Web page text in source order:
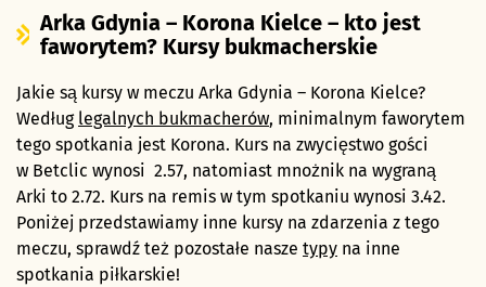
Arka Gdynia – Korona Kielce – kto jest
faworytem? Kursy bukmacherskie
Jakie są kursy w meczu Arka Gdynia – Korona Kielce?
Według legalnych bukmacherów, minimalnym faworytem
tego spotkania jest Korona. Kurs na zwycięstwo gości
w Betclic wynosi 2.57, natomiast mnożnik na wygraną
Arki to 2.72. Kurs na remis w tym spotkaniu wynosi 3.42.
Poniżej przedstawiamy inne kursy na zdarzenia z tego
meczu, sprawdź też pozostałe nasze typy na inne
spotkania piłkarskie!